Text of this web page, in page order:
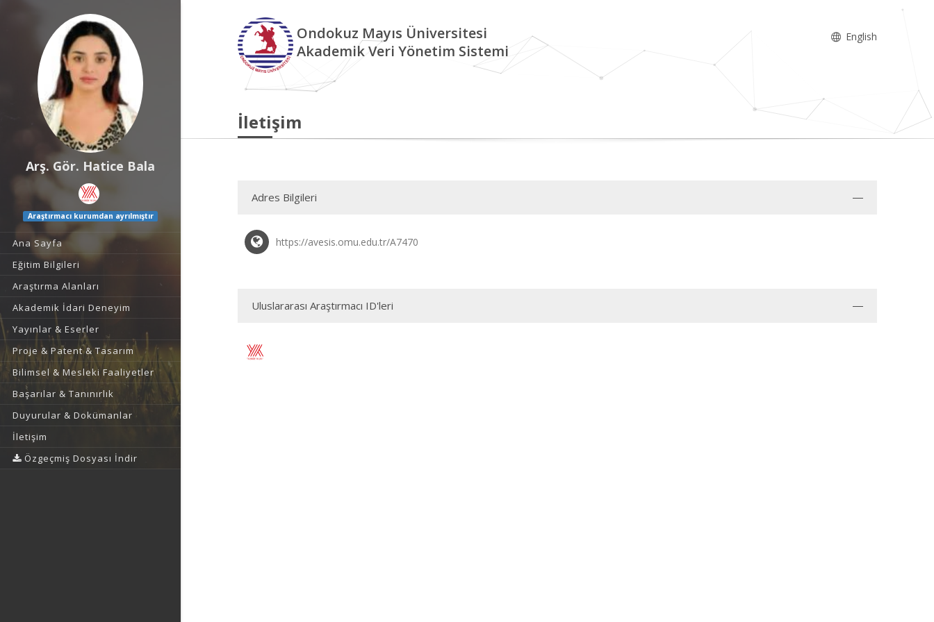
Arş. Gör. Hatice Bala
Araştırmacı kurumdan ayrılmıştır
Ana Sayfa
Eğitim Bilgileri
Araştırma Alanları
Akademik İdari Deneyim
Yayınlar & Eserler
Proje & Patent & Tasarım
Bilimsel & Mesleki Faaliyetler
Başarılar & Tanınırlık
Duyurular & Dokümanlar
İletişim
Özgeçmiş Dosyası İndir
Ondokuz Mayıs Üniversitesi
Akademik Veri Yönetim Sistemi
English
İletişim
Adres Bilgileri
https://avesis.omu.edu.tr/A7470
Uluslararası Araştırmacı ID'leri